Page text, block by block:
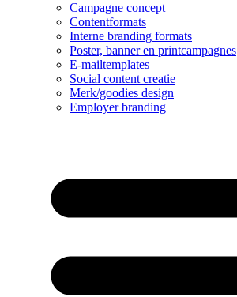
Campagne concept
Contentformats
Interne branding formats
Poster, banner en printcampagnes
E-mailtemplates
Social content creatie
Merk/goodies design
Employer branding